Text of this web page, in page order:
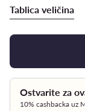
Tablica veličina
Ostvarite za
10% cashbacka uz